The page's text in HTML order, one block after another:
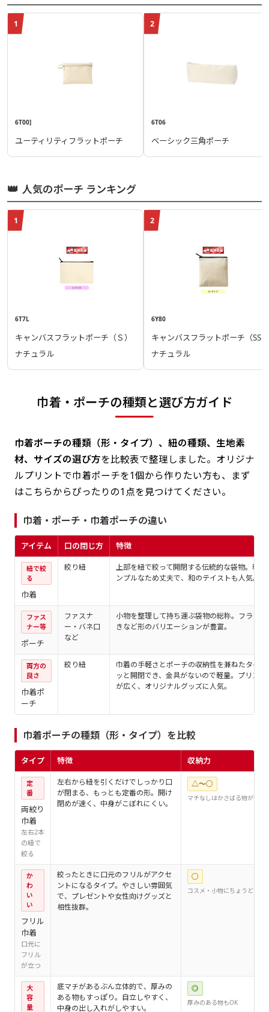
1
6T00]
ユーティリティフラットポーチ
2
6T06
ベーシック三角ポーチ
👑 人気のポーチ ランキング
1
6T7L
キャンバスフラットポーチ（Ｓ）
ナチュラル
2
6Y80
キャンバスフラットポーチ（SS）
ナチュラル
巾着・ポーチの種類と選び方ガイド
巾着ポーチの種類（形・タイプ）、紐の種類、生地素
材、サイズの選び方を比較表で整理しました。オリジナ
ルプリントで巾着ポーチを1個から作りたい方も、まず
はこちらからぴったりの1点を見つけてください。
巾着・ポーチ・巾着ポーチの違い
アイテム 口の閉じ方 特徴
紐で絞
る
巾着
絞り紐
上部を紐で絞って開閉する伝統的な袋物。軽く
ンプルなため丈夫で、和のテイストも人気。
ファス
ナー等
ポーチ
ファスナ
ー・バネ口
など
小物を整理して持ち運ぶ袋物の総称。フラッ
きなど形のバリエーションが豊富。
両方の
良さ
巾着ポ
ーチ
絞り紐
巾着の手軽さとポーチの収納性を兼ねたタイ
ッと開閉でき、金具がないので軽量。プリン
が広く、オリジナルグッズに人気。
巾着ポーチの種類（形・タイプ）を比較
タイプ 特徴 収納力
定
番
両絞り
巾着
左右2本
の紐で
絞る
左右から紐を引くだけでしっかり口
が閉まる、もっとも定番の形。開け
閉めが速く、中身がこぼれにくい。
△〜○
マチなしはかさばる物が苦手
か
わ
い
い
フリル
巾着
口元に
フリル
が立つ
絞ったときに口元のフリルがアクセ
ントになるタイプ。やさしい雰囲気
で、プレゼントや女性向けグッズと
相性抜群。
○
コスメ・小物にちょうど良い
大
容
量
底マチがあるぶん立体的で、厚みの
ある物もすっぽり。自立しやすく、
中身の出し入れがしやすい。
◎
厚みのある物もOK